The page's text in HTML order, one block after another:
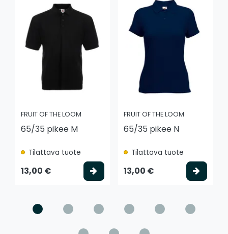
FRUIT OF THE LOOM
65/35 pikee M
Tilattava tuote
13,00 € Valitse vaihtoehto
FRUIT OF THE LOOM
65/35 pikee N
Tilattava tuote
13,00 €